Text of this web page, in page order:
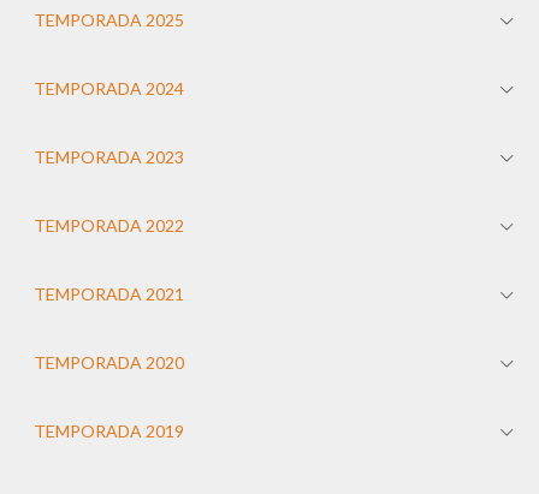
TEMPORADA 2025
TEMPORADA 2024
TEMPORADA 2023
TEMPORADA 2022
TEMPORADA 2021
TEMPORADA 2020
TEMPORADA 2019